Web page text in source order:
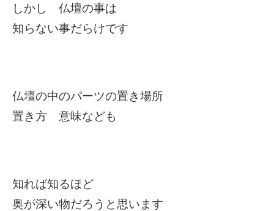
しかし 仏壇の事は
知らない事だらけです
仏壇の中のパーツの置き場所
置き方 意味なども
知れば知るほど
奥が深い物だろうと思います